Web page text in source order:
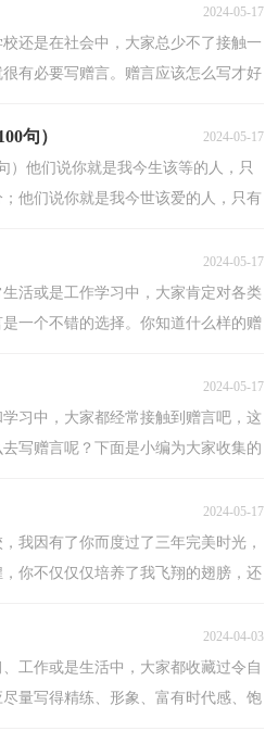
2024-05-17
还是在社会中，大家总少不了接触一
有必要写赠言。赠言应该怎么写才好
句） 2024-05-17
）他们说你就是我今生该等的人，只
他们说你就是我今世该爱的人，只有
2024-05-17
活或是工作学习中，大家肯定对各类
一个不错的选择。你知道什么样的赠
2024-05-17
习中，大家都经常接触到赠言吧，这
写赠言呢？下面是小编为大家收集的
2024-05-17
我因有了你而度过了三年完美时光，
你不仅仅仅培养了我飞翔的翅膀，还
2024-04-03
工作或是生活中，大家都收藏过令自
量写得精练、形象、富有时代感、饱